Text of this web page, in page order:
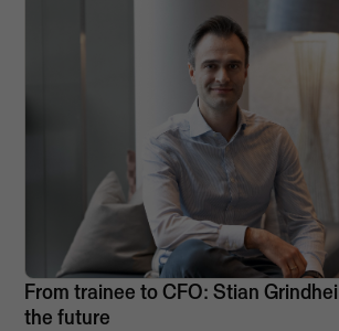
From trainee to CFO: Stian
the future